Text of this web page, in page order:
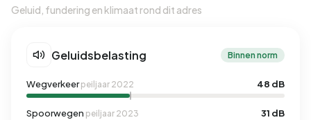
Geluid, fundering en klimaat rond dit adres
Geluidsbelasting Binnen norm
Wegverkeerpeiljaar 2022 48 dB
Spoorwegen peiljaar 2023 31 dB